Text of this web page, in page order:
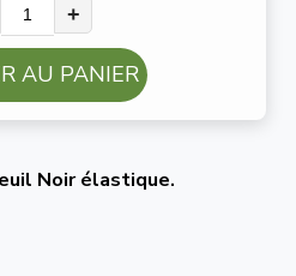
+
AU PANIER
Noir élastique.